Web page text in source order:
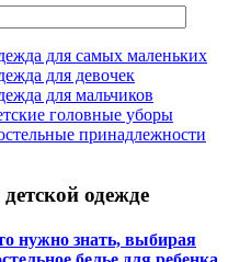
для самых маленьких
для девочек
для мальчиков
головные уборы
принадлежности
одежде
нужно знать, выбирая